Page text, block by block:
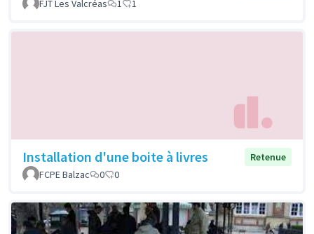
FJT Les Valcréas
1 1
Installation d'une boite à livres
Retenue
FCPE Balzac
0 0